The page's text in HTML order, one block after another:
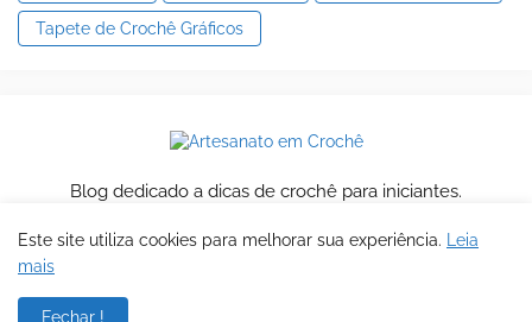
Tapete de Crochê Gráficos
Blog dedicado a dicas de crochê para iniciantes.
Este site utiliza cookies para melhorar sua experiência.
Leia
mais
Fechar !